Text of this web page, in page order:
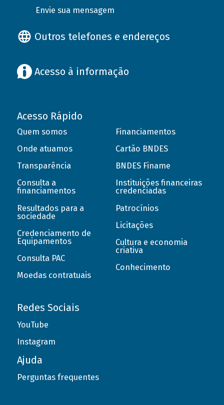
Envie sua mensagem
Outros telefones e endereços
Acesso à informação
Acesso Rápido
Quem somos
Onde atuamos
Transparência
Consulta a
financiamentos
Resultados para a
sociedade
Credenciamento de
Equipamentos
Consulta PAC
Moedas contratuais
Financiamentos
Cartão BNDES
BNDES Finame
Instituições financeiras
credenciadas
Patrocínios
Licitações
Cultura e economia
criativa
Conhecimento
Redes Sociais
YouTube
Instagram
Ajuda
Perguntas frequentes